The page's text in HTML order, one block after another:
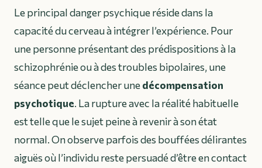
Le principal danger psychique réside dans la
capacité du cerveau à intégrer l’expérience. Pour
une personne présentant des prédispositions à la
schizophrénie ou à des troubles bipolaires, une
séance peut déclencher unedécompensation
psychotique. La rupture avec la réalité habituelle
est telle que le sujet peine à revenir à son état
normal. On observe parfois des bouffées délirantes
aiguës où l’individu reste persuadé d’être en contact